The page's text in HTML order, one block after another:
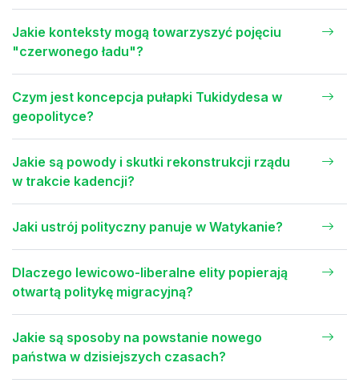
Jakie konteksty mogą towarzyszyć pojęciu
"czerwonego ładu"?
Czym jest koncepcja pułapki Tukidydesa w
geopolityce?
Jakie są powody i skutki rekonstrukcji rządu
w trakcie kadencji?
Jaki ustrój polityczny panuje w Watykanie?
Dlaczego lewicowo-liberalne elity popierają
otwartą politykę migracyjną?
Jakie są sposoby na powstanie nowego
państwa w dzisiejszych czasach?